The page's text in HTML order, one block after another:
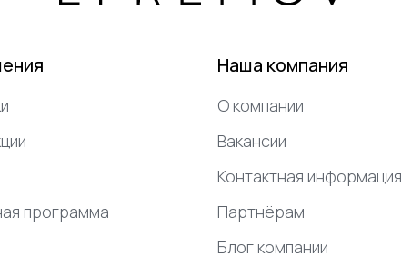
программа
Наша компания
О компании
Вакансии
Контактная информация
Партнёрам
Блог компании